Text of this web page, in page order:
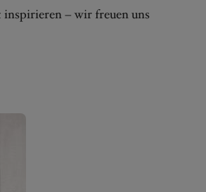
inspirieren – wir freuen uns